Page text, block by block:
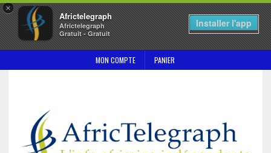
×
Africtelegraph
Africtelegraph
Gratuit - Gratuit
Installer l'app
MON COMPTE PANIER